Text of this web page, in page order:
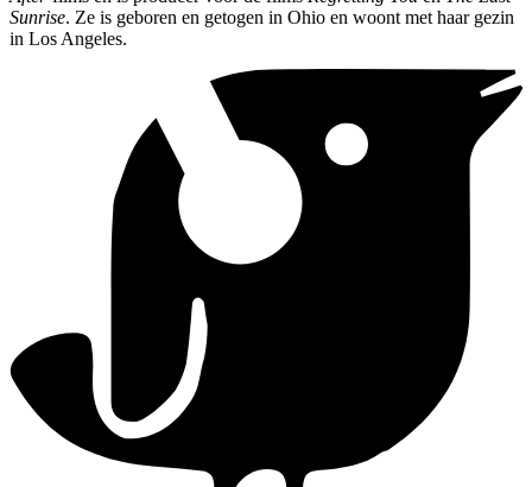
Sunrise. Ze is geboren en getogen in Ohio en woont met haar gezin
in Los Angeles.